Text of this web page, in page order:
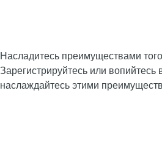
Насладитесь преимуществами
Зарегистрируйтесь или вопийтесь
наслаждайтесь этими